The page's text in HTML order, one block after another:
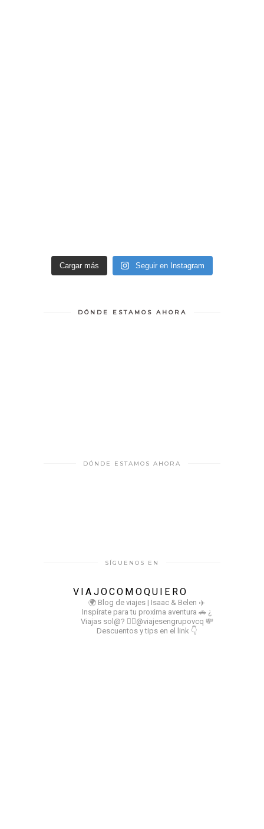
Cargar más Seguir en Instagram
DÓNDE ESTAMOS AHORA
DÓNDE ESTAMOS AHORA
SÍGUENOS EN
VIAJOCOMOQUIERO
🌍 Blog de viajes | Isaac & Belen ✈️
Inspírate para tu proxima aventura 🚗 ¿
Viajas sol@? 👉🏻@viajesengrupovcq 💸
Descuentos y tips en el link 👇